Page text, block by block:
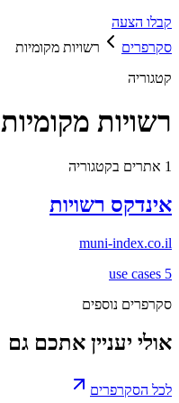
קבלו הצעה
סקרפרים
רשויות מקומיות
קטגוריה
רשויות מקומיות
1 אתרים בקטגוריה
אינדקס רשויות
muni-index.co.il
5
סקרפרים נוספים
אולי יעניין אתכם גם
לכל הסקרפרים